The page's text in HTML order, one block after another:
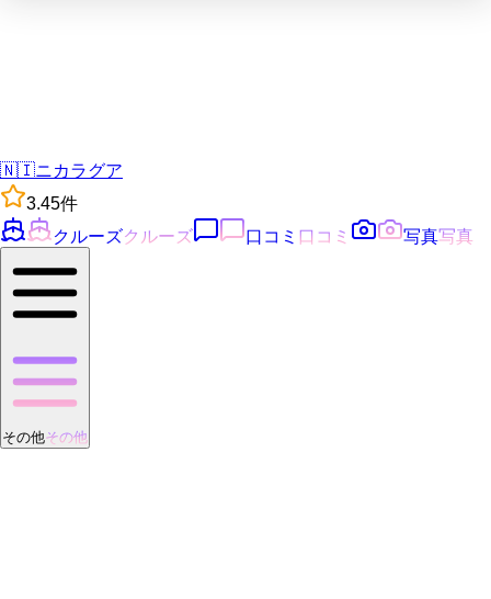
🇳🇮ニカラグア
3.45件
クルーズクルーズ 口コミ 口コミ 写真写真
その他その他